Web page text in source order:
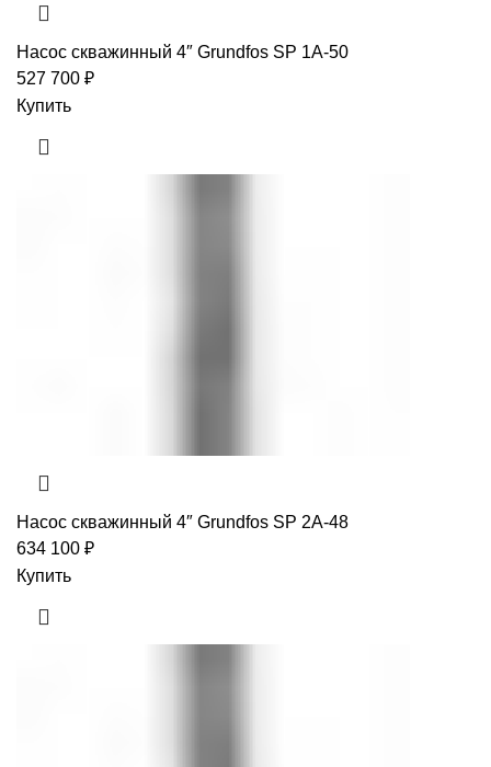
Насос скважинный 4″ Grundfos SP 1A-50
527 700 ₽
Купить
Насос скважинный 4″ Grundfos SP 2A-48
634 100 ₽
Купить